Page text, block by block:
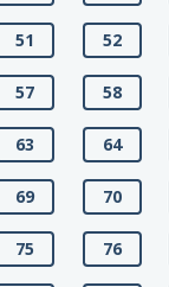
51 52
57 58
63 64
69 70
75 76